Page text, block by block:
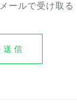
ールで受け取る